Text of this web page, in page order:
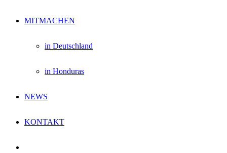
MITMACHEN
in Deutschland
in Honduras
NEWS
KONTAKT